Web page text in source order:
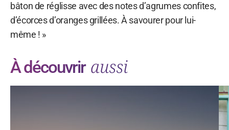
bâton de réglisse avec des notes d’agrumes confites,
d’écorces d’oranges grillées. À savourer pour lui-
même ! »
À découvrir aussi